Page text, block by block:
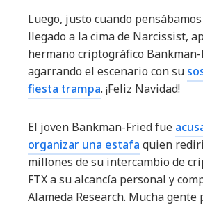
Luego, justo cuando
llegado a la cima de Narcissist,
hermano criptográfico Bankman-
agarrando el escenario con su
fiesta trampa. ¡Feliz Navidad!
El joven Bankman-Fried fue
organizar una estafa quien
millones de su intercambio de
FTX a su alcancía personal y
Alameda Research. Mucha gente